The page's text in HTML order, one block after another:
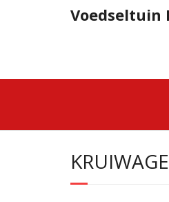
Voedseltuin